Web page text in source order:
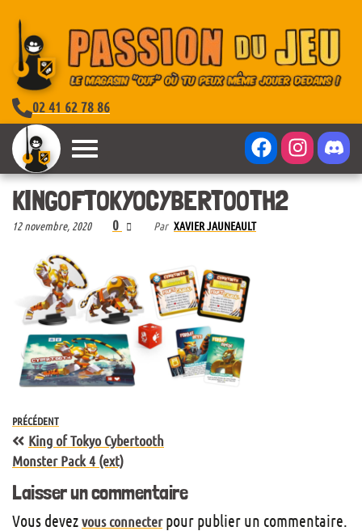
02 41 62 78 86
KINGOFTOKYOCYBERTOOTH2
12 novembre, 2020 0 Par XAVIER JAUNEAULT
PRÉCÉDENT
King of Tokyo Cybertooth
Monster Pack 4 (ext)
Laisser un commentaire
Vous devezvous connecterpour publier un commentaire.